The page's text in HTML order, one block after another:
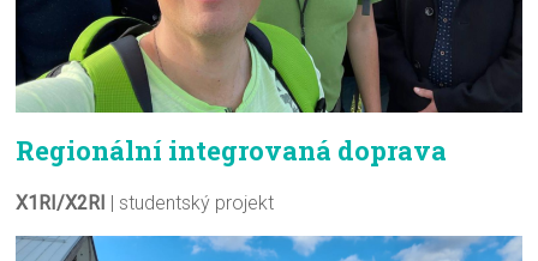
Regionální integrovaná doprava
X1RI/X2RI | studentský projekt